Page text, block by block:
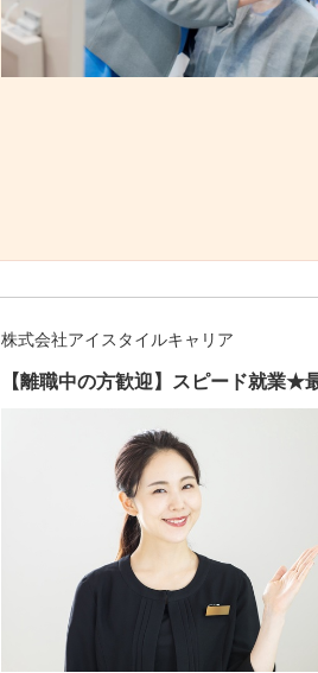
株式会社アイスタイルキャリア
【離職中の方歓迎】スピード就業★